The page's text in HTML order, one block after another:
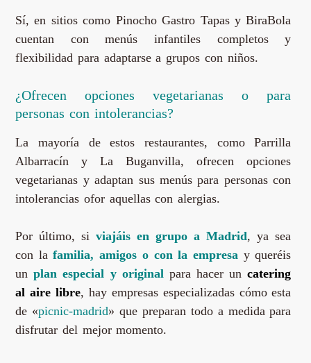
Sí, en sitios como Pinocho Gastro Tapas y BiraBola
cuentan con menús infantiles completos y
flexibilidad para adaptarse a grupos con niños.
¿Ofrecen opciones vegetarianas o para
personas con intolerancias?
La mayoría de estos restaurantes, como Parrilla
Albarracín y La Buganvilla, ofrecen opciones
vegetarianas y adaptan sus menús para personas con
intolerancias ofor aquellas con alergias.
Por último, siviajáis en grupo a Madrid, ya sea
con lafamilia, amigos o con la empresa y queréis
unplan especial y originalpara hacer uncatering
al aire libre, hay empresas especializadas cómo esta
de «picnic-madrid» que preparan todo a medida para
disfrutar del mejor momento.